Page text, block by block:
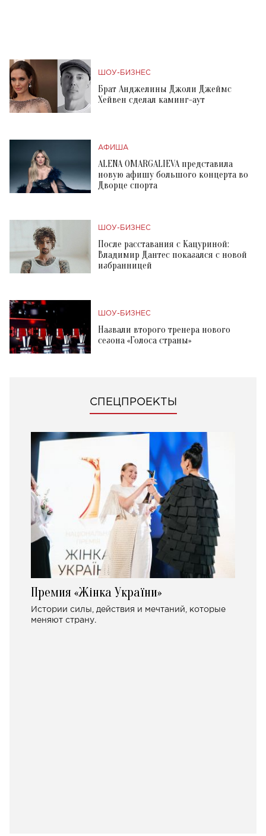
ШОУ-БИЗНЕС
Брат Анджелины Джоли Джеймс
Хейвен сделал каминг-аут
АФИША
ALENA OMARGALIEVA представила
новую афишу большого концерта во
Дворце спорта
ШОУ-БИЗНЕС
После расставания с Кацуриной:
Владимир Дантес показался с новой
избранницей
ШОУ-БИЗНЕС
Назвали второго тренера нового
сезона «Голоса страны»
СПЕЦПРОЕКТЫ
Премия «Жінка України»
Истории силы, действия и мечтаний, которые
меняют страну.